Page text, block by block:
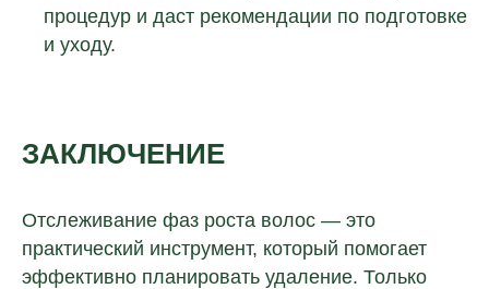
процедур и даст рекомендации по подготовке
и уходу.
ЗАКЛЮЧЕНИЕ
Отслеживание фаз роста волос — это
практический инструмент, который помогает
эффективно планировать удаление. Только